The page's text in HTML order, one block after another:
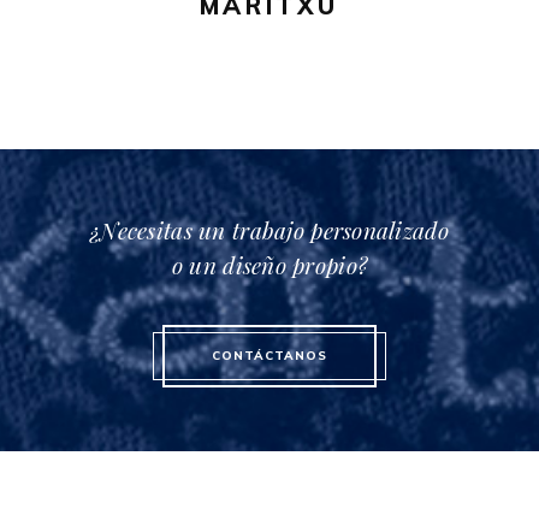
producto
¿Necesitas un trabajo personalizado
o un diseño propio?
CONTÁCTANOS